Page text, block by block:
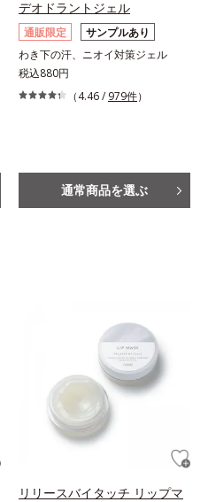
デオドラントジェル
通販限定
サンプルあり
わき下の汗、ニオイ対策ジェル
税込880円
（4.46 / 979件）
通常商品を選ぶ
リリースバイタッチ リップマ